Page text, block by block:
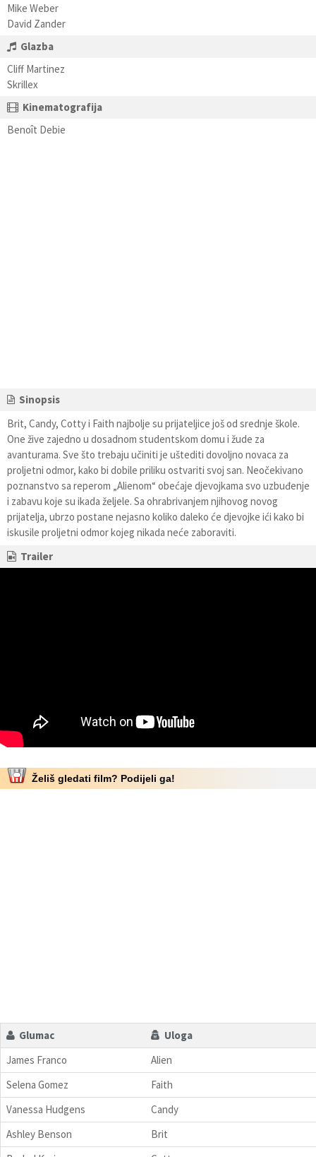
Mike Weber
David Zander
Glazba
Cliff Martinez
Skrillex
Kinematografija
Benoît Debie
Sinopsis
Brit, Candy, Cotty i Faith najbolje su prijateljice još od srednje škole.
One žive zajedno u dosadnom studentskom domu i žude za
avanturama. Sve što trebaju učiniti je uštediti dovoljno novaca za
proljetni odmor, kako bi dobile priliku ostvariti svoj san. Neočekivano
poznanstvo sa reperom „Alienom“ obećaje djevojkama svo uzbuđenje
i zabavu koje su ikada željele. Sa ohrabrivanjem njihovog novog
prijatelja, ubrzo postane nejasno koliko daleko će djevojke ići kako bi
iskusile proljetni odmor kojeg nikada neće zaboraviti.
Trailer
Želiš gledati film? Podijeli ga!
Glumac
Uloga
James Franco
Alien
Selena Gomez
Faith
Vanessa Hudgens
Candy
Ashley Benson
Brit